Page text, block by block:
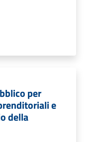
per
e
della